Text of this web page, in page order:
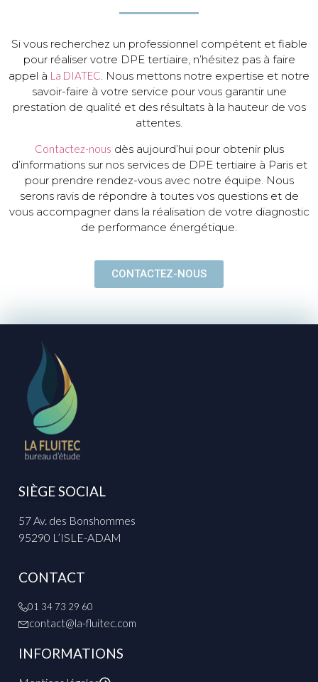
Si vous recherchez un professionnel compétent et fiable
pour réaliser votre DPE tertiaire, n’hésitez pas à faire
appel à La DIATEC. Nous mettons notre expertise et notre
savoir-faire à votre service pour vous garantir une
prestation de qualité et des résultats à la hauteur de vos
attentes.
Contactez-nous dès aujourd’hui pour obtenir plus
d’informations sur nos services de DPE tertiaire à Paris et
pour prendre rendez-vous avec notre équipe. Nous
serons ravis de répondre à toutes vos questions et de
vous accompagner dans la réalisation de votre diagnostic
de performance énergétique.
CONTACTEZ-NOUS
SIÈGE SOCIAL
57 Av. des Bonshommes
95290 L’ISLE-ADAM
CONTACT
01 34 73 29 60
contact@la-fluitec.com
INFORMATIONS